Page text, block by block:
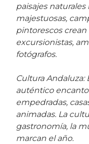
paisajes
majestuosas,
pintorescos
excursionistas,
fotógrafos.
Cultura
auténtico
empedradas,
animadas. La
gastronomía, la
marcan el año.